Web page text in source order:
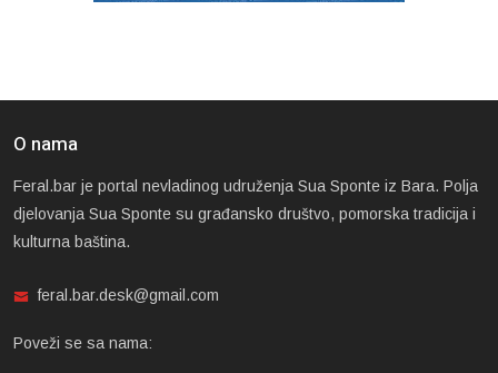
O nama
Feral.bar je portal nevladinog udruženja Sua Sponte iz Bara. Polja
djelovanja Sua Sponte su građansko društvo, pomorska tradicija i
kulturna baština.
feral.bar.desk@gmail.com
Poveži se sa nama: